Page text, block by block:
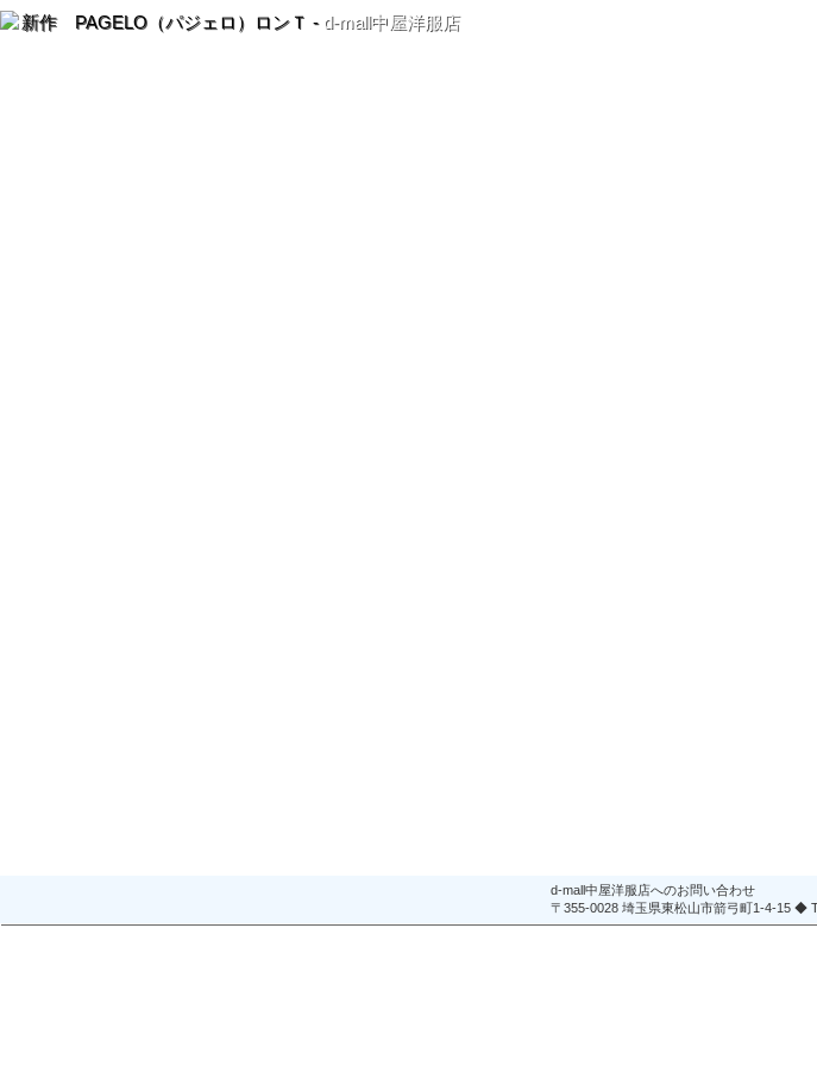
新作 PAGELO（パジェロ）ロンＴ - d-mall中屋洋服店
d-mall中屋洋服店へのお問い合わせ
〒355-0028 埼玉県東松山市箭弓町1-4-15 ◆